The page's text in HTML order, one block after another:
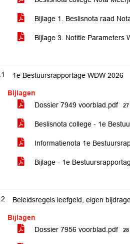
Bijlage 1. Beslisnota raad
Bijlage 3. Notitie Parameters
1e Bestuursrapportage WDW 2026
Bijlagen
Dossier 7949 voorblad.pdf
Beslisnota college - 1e
Informatienota 1e
Bijlage - 1e
Beleidsregels leefgeld, eigen
Bijlagen
Dossier 7956 voorblad.pdf